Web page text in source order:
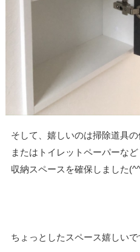
そして、嬉しいのは掃除道具の
またはトイレットペーパーなど
収納スペースを確保しました
ちょっとしたスペース嬉しいで